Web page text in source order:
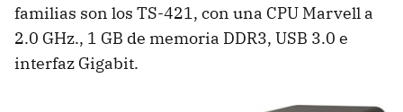
familias son los TS-421, con una CPU Marvell a
2.0 GHz., 1 GB de memoria DDR3, USB 3.0 e
interfaz Gigabit.